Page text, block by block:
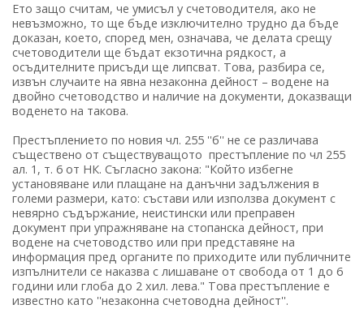
Ето защо считам, че умисъл у счетоводителя, ако не
невъзможно, то ще бъде изключително трудно да бъде
доказан, което, според мен, означава, че делата срещу
счетоводители ще бъдат екзотична рядкост, а
осъдителните присъди ще липсват. Това, разбира се,
извън случаите на явна незаконна дейност – водене на
двойно счетоводство и наличие на документи, доказващи
воденето на такова.
Престъплението по новия чл. 255 ''б'' не се различава
съществено от съществуващото престъпление по чл 255
ал. 1, т. 6 от НК. Съгласно закона: "Който избегне
установяване или плащане на данъчни задължения в
големи размери, като: състави или използва документ с
невярно съдържание, неистински или преправен
документ при упражняване на стопанска дейност, при
водене на счетоводство или при представяне на
информация пред органите по приходите или публичните
изпълнители се наказва с лишаване от свобода от 1 до 6
години или глоба до 2 хил. лева." Това престъпление е
известно като ''незаконна счетоводна дейност''.